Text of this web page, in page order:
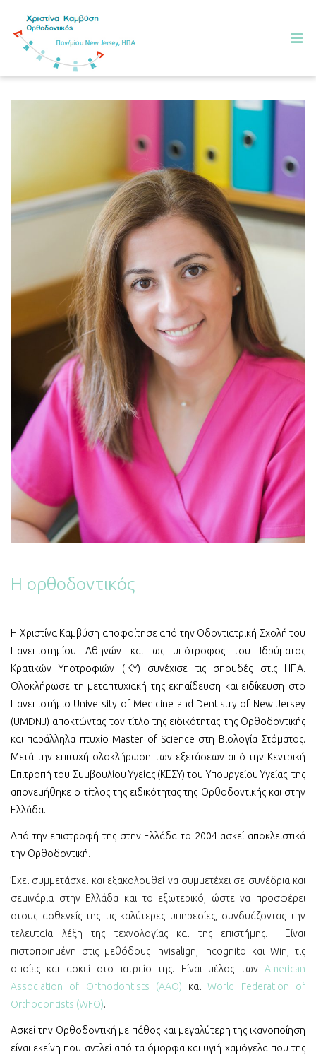
Η ορθοδοντικός
Η Χριστίνα Καμβύση αποφοίτησε από την Οδοντιατρική Σχολή του
Πανεπιστημίου Αθηνών και ως υπότροφος του Ιδρύματος
Κρατικών Υποτροφιών (ΙΚΥ) συνέχισε τις σπουδές στις ΗΠΑ.
Ολοκλήρωσε τη μεταπτυχιακή της εκπαίδευση και ειδίκευση στο
Πανεπιστήμιο University of Medicine and Dentistry of New Jersey
(UMDNJ) αποκτώντας τον τίτλο της ειδικότητας της Ορθοδοντικής
και παράλληλα πτυχίο Master of Science στη Βιολογία Στόματος.
Μετά την επιτυχή ολοκλήρωση των εξετάσεων από την Κεντρική
Επιτροπή του Συμβουλίου Υγείας (ΚΕΣΥ) του Υπουργείου Υγείας, της
απονεμήθηκε ο τίτλος της ειδικότητας της Ορθοδοντικής και στην
Ελλάδα.
Από την επιστροφή της στην Ελλάδα το 2004 ασκεί αποκλειστικά
την Ορθοδοντική.
Έχει συμμετάσχει και εξακολουθεί να συμμετέχει σε συνέδρια και
σεμινάρια στην Ελλάδα και το εξωτερικό, ώστε να προσφέρει
στους ασθενείς της τις καλύτερες υπηρεσίες, συνδυάζοντας την
τελευταία λέξη της τεχνολογίας και της επιστήμης. Είναι
πιστοποιημένη στις μεθόδους Invisalign, Incognito και Win, τις
οποίες και ασκεί στο ιατρείο της. Είναι μέλος των American
Association of Orthodontists (AAO) καιWorld Federation of
Orthodontists (WFO).
Ασκεί την Ορθοδοντική με πάθος και μεγαλύτερη της ικανοποίηση
είναι εκείνη που αντλεί από τα όμορφα και υγιή χαμόγελα που της